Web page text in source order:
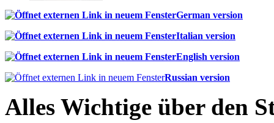
German version
Italian version
English version
Russian version
Alles Wichtige über den